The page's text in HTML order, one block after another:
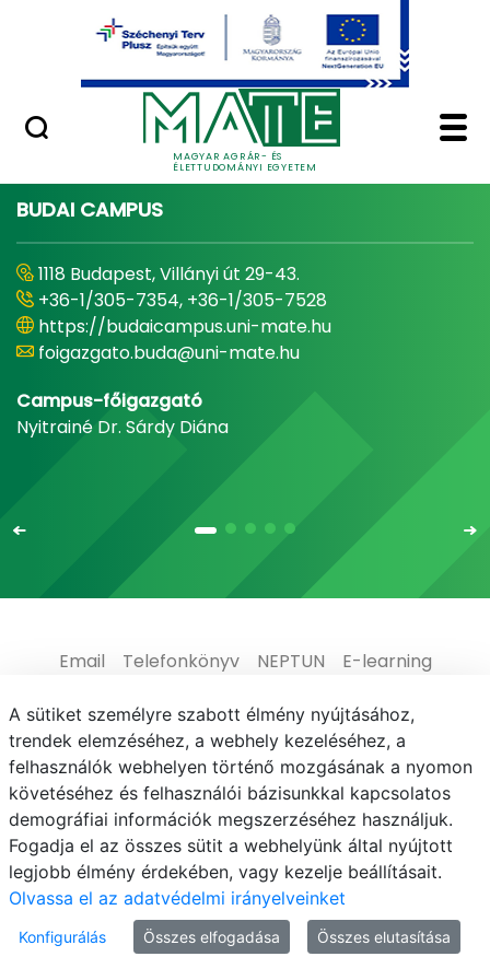
Ugrás a fő tartalomhoz
MAGYAR AGRÁR- ÉS
ÉLETTUDOMÁNYI EGYETEM
Minőségügy
Home - Magyar
BUDAI CAMPUS
1118 Budapest, Villányi út 29-43.
+36-1/305-7354, +36-1/305-7528
https://budaicampus.uni-mate.hu
foigazgato.buda@uni-mate.hu
Campus-főigazgató
Nyitrainé Dr. Sárdy Diána
Email Telefonkönyv NEPTUN
E-learning
Médiaközpont
Informatikai Igazgatóság
Adatvédelem
© MATE 2021
A sütiket személyre szabott élmény nyújtásához,
trendek elemzéséhez, a webhely kezeléséhez, a
felhasználók webhelyen történő mozgásának a nyomon
követéséhez és felhasználói bázisunkkal kapcsolatos
demográfiai információk megszerzéséhez használjuk.
Fogadja el az összes sütit a webhelyünk által nyújtott
legjobb élmény érdekében, vagy kezelje beállításait.
Olvassa el az adatvédelmi irányelveinket
Konfigurálás Összes elfogadása Összes elutasítása